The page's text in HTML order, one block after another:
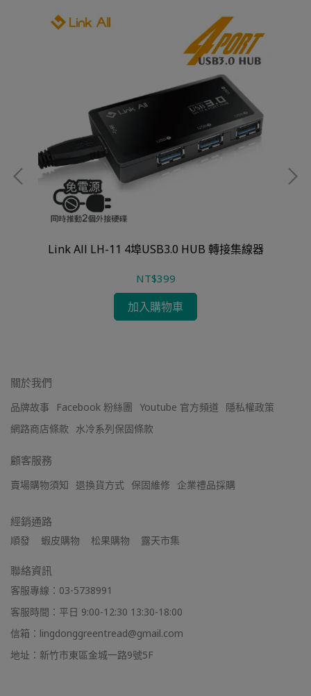
Link All LH-11 4埠USB3.0 HUB 轉接集線器
NT$399
加入購物車
關於我們
品牌故事 Facebook 粉絲團 Youtube 官方頻道
隱私權政策
網路商店條款
水冷系列保固條款
顧客服務
賣場購物須知 退換貨方式 保固維修 企業禮品採購
經銷通路
順發    蝦皮購物    松果購物    露天市集
聯絡資訊
客服專線：03-5738991
客服時間：平日 9:00-12:30 13:30-18:00
信箱：lingdonggreentread@gmail.com
地址：新竹市東區金城一路9號5F